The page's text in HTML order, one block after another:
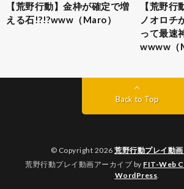
【荒野行動】金枠が確定で増
える石!?!?www（Maro）
【荒野行
ノオロチ
って最速
wwww（
Back to Top
© Copyright 2026 荒野行動プレイ動
荒野行動プレイ動画アーカイブ by FIT-Web
WordPress.